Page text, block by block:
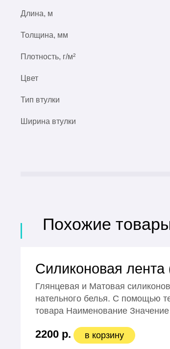
Длина, м
Толщина, мм
Плотность, г/м²
Цвет
Тип втулки
Ширина втулки
Похожие
Силиконовая
Глянцевая и Матовая
нательного белья. С помощью
товара Наименование
2200 р. в корзину